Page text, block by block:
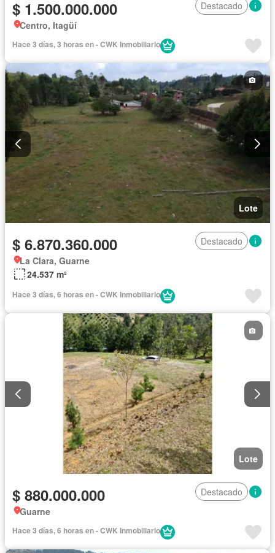
$ 1.500.000.000
Destacado
Centro, Itagüí
Hace 3 días, 3 horas en - CWK Inmobiliario
Lote
$ 6.870.360.000
Destacado
La Clara, Guarne
24.537 m²
Hace 3 días, 6 horas en - CWK Inmobiliario
Lote
$ 880.000.000
Destacado
Guarne
Hace 3 días, 6 horas en - CWK Inmobiliario